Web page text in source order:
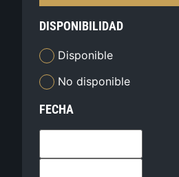
DISPONIBILIDAD
Disponible
No disponible
FECHA